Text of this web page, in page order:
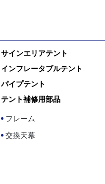
サインエリアテント
インフレータブルテント
パイプテント
テント補修用部品
フレーム
交換天幕